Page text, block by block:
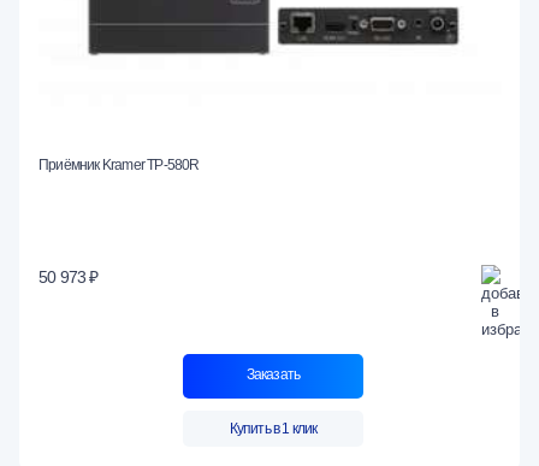
Приёмник Kramer TP-580R
50 973 ₽
Заказать
Купить в 1 клик